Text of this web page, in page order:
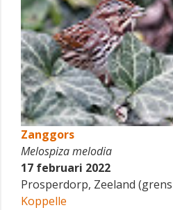
Zanggors
Melospiza melodia
17 februari 2022
Prosperdorp, Zeeland (grens
Koppelle